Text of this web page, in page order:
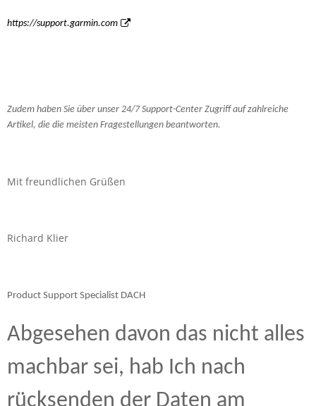
https://support.garmin.com
Zudem haben Sie über unser 24/7 Support-Center Zugriff auf zahlreiche
Artikel, die die meisten Fragestellungen beantworten.
Mit freundlichen Grüßen
Richard Klier
Product Support Specialist DACH
Abgesehen davon das nicht alles
machbar sei, hab Ich nach
rücksenden der Daten am